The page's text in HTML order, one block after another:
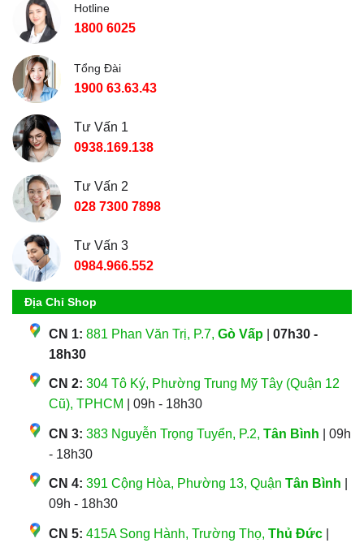
Hotline
1800 6025
Tổng Đài
1900 63.63.43
Tư Vấn 1
0938.169.138
Tư Vấn 2
028 7300 7898
Tư Vấn 3
0984.966.552
Địa Chỉ Shop
CN 1: 881 Phan Văn Trị, P.7, Gò Vấp
07h30 -
18h30
CN 2: 304 Tô Ký, Phường Trung Mỹ Tây (Quận 12
Cũ), TPHCM
| 09h - 18h30
CN 3: 383 Nguyễn Trọng Tuyển, P.2, Tân Bình | 09h
- 18h30
CN 4: 391 Cộng Hòa, Phường 13, Quận Tân Bình
09h - 18h30
CN 5: 415A Song Hành, Trường Thọ, Thủ Đức